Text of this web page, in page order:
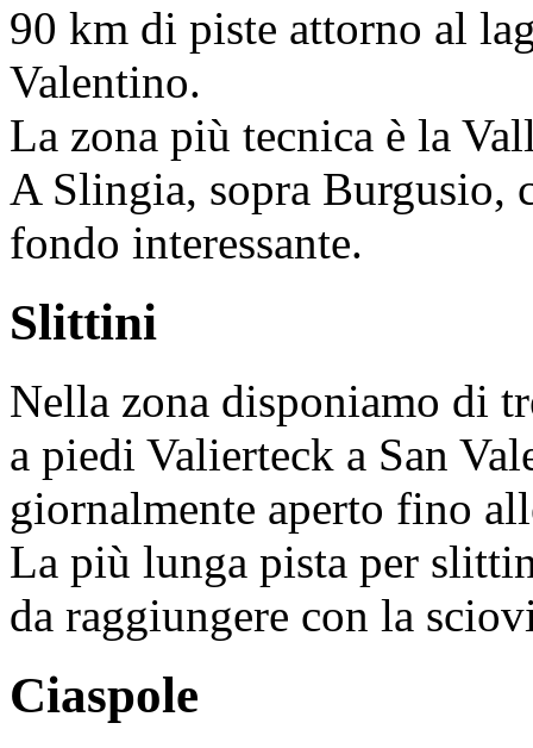
90 km di piste attorno al
Valentino.
La zona più tecnica è la
A Slingia, sopra Burgusio,
fondo interessante.
Slittini
Nella zona disponiamo di
a piedi Valierteck a San
giornalmente aperto fino
La più lunga pista per
da raggiungere con la
Ciaspole